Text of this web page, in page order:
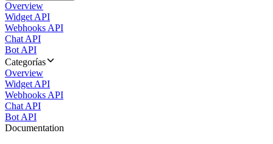
Overview
Widget API
Webhooks API
Chat API
Bot API
Categorías
Overview
Widget API
Webhooks API
Chat API
Bot API
Documentation